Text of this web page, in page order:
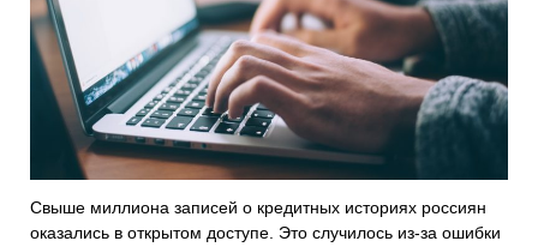
Свыше миллиона записей о кредитных историях россиян
оказались в открытом доступе. Это случилось из-за ошибки